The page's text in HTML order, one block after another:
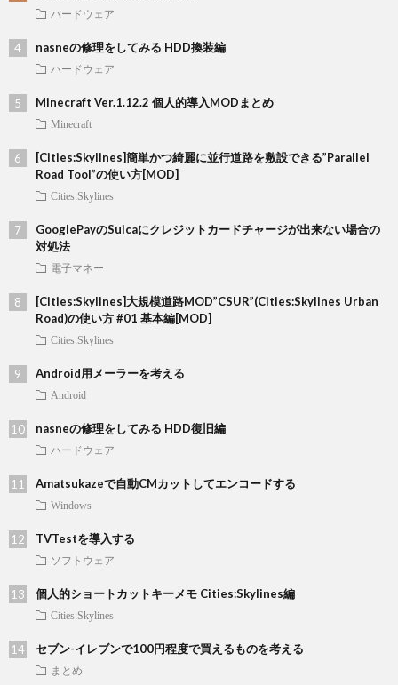
ハードウェア
nasneの修理をしてみる HDD換装編
ハードウェア
Minecraft Ver.1.12.2 個人的導入MODまとめ
Minecraft
[Cities:Skylines]簡単かつ綺麗に並行道路を敷設できる”Parallel
Road Tool”の使い方[MOD]
Cities:Skylines
GooglePayのSuicaにクレジットカードチャージが出来ない場合の
対処法
電子マネー
[Cities:Skylines]大規模道路MOD”CSUR”(Cities:Skylines Urban
Road)の使い方 #01 基本編[MOD]
Cities:Skylines
Android用メーラーを考える
Android
nasneの修理をしてみる HDD復旧編
ハードウェア
Amatsukazeで自動CMカットしてエンコードする
Windows
TVTestを導入する
ソフトウェア
個人的ショートカットキーメモ Cities:Skylines編
Cities:Skylines
セブン-イレブンで100円程度で買えるものを考える
まとめ